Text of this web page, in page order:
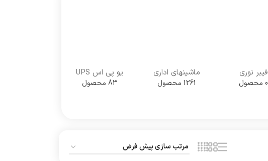
فیبر نوری
0 محصول
ماشینهای اداری
1261 محصول
یو پی اس UPS
83 محصول